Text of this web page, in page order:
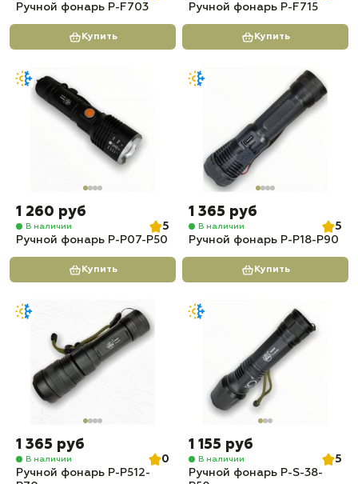
Ручной фонарь P-F703
Купить
Ручной фонарь P-F715
Купить
1 260 руб
В наличии
5
Ручной фонарь P-P07-P50
Купить
1 365 руб
В наличии
5
Ручной фонарь P-P18-P90
Купить
1 365 руб
В наличии
0
Ручной фонарь P-P512-
1 155 руб
В наличии
5
Ручной фонарь P-S-38-